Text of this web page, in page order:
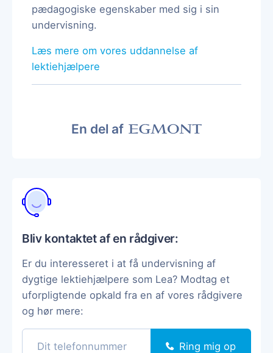
pædagogiske egenskaber med sig i sin
undervisning.
Læs mere om vores uddannelse af
lektiehjælpere
En del af
Bliv kontaktet af en rådgiver:
Er du interesseret i at få undervisning af
dygtige lektiehjælpere som Lea? Modtag et
uforpligtende opkald fra en af vores rådgivere
og hør mere:
Ring mig op